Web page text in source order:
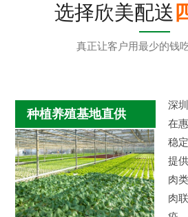
选择欣美配送
真正让客户用最少的钱
种植养殖基地直供
深
在
稳
提
肉
肉